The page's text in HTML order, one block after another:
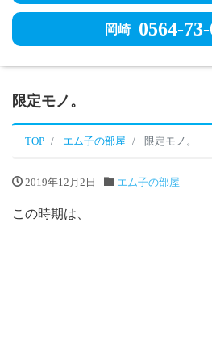
岡崎 0564-
限定モノ。
TOP エム子の部屋 限定モノ。
2019年12月2日 エム子の部屋
この時期は、